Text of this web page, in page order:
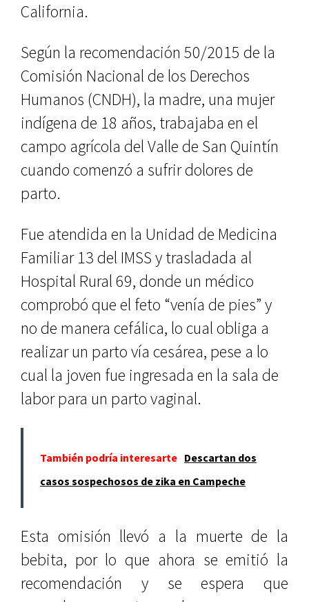
California.
Según la recomendación 50/2015 de la
Comisión Nacional de los Derechos
Humanos (CNDH), la madre, una mujer
indígena de 18 años, trabajaba en el
campo agrícola del Valle de San Quintín
cuando comenzó a sufrir dolores de
parto.
Fue atendida en la Unidad de Medicina
Familiar 13 del IMSS y trasladada al
Hospital Rural 69, donde un médico
comprobó que el feto “venía de pies” y
no de manera cefálica, lo cual obliga a
realizar un parto vía cesárea, pese a lo
cual la joven fue ingresada en la sala de
labor para un parto vaginal.
También podría interesarte Descartan dos
casos sospechosos de zika en Campeche
Esta omisión llevó a la muerte de la
bebita, por lo que ahora se emitió la
recomendación y se espera que